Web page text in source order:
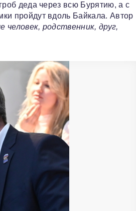
деда через всю Бурятию, а с
пройдут вдоль Байкала. Автор
человек, родственник, друг,